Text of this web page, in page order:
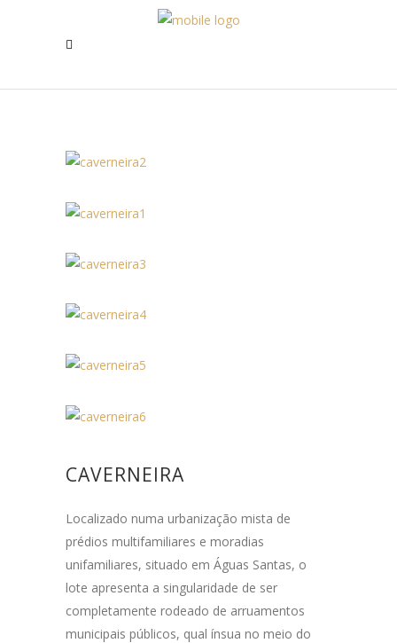
CAVERNEIRA
Localizado numa urbanização mista de
prédios multifamiliares e moradias
unifamiliares, situado em Águas Santas, o
lote apresenta a singularidade de ser
completamente rodeado de arruamentos
municipais públicos, qual ínsua no meio do